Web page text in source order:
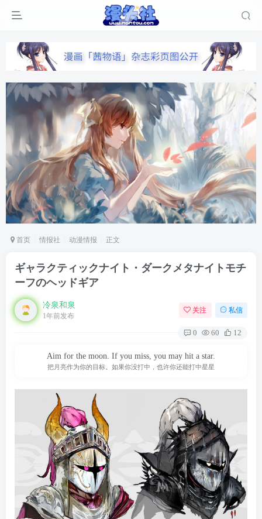
首页 情报社 动漫情报 正文
ギャラクティックナイト・ダークメタナイトモチ
ーフのヘッドギア
冷泉和泉
1年前发布
关注 私信
0 60 12
Aim for the moon. If you miss, you may hit a star.
把月亮作为你的目标。如果你没打中，也许你还能打中星星